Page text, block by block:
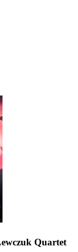
Quartet